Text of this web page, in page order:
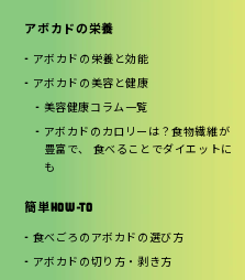
アボカドの栄養
アボカドの栄養と効能
アボカドの美容と健康
美容健康コラム一覧
アボカドのカロリーは？食物繊維が
豊富で、 食べることでダイエットに
も
簡単HOW-TO
食べごろのアボカドの選び方
アボカドの切り方・剥き方